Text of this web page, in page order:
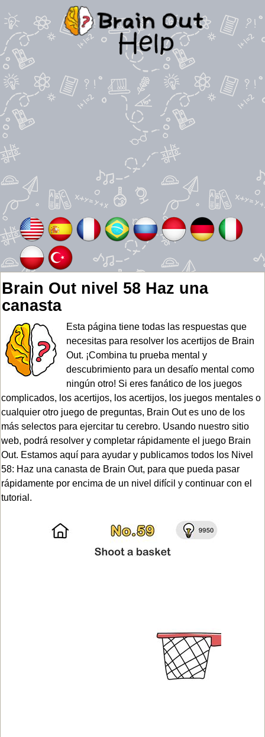
Brain Out nivel 58 Haz una
canasta
Esta página tiene todas las respuestas que
necesitas para resolver los acertijos de Brain
Out. ¡Combina tu prueba mental y
descubrimiento para un desafío mental como
ningún otro! Si eres fanático de los juegos
complicados, los acertijos, los acertijos, los juegos mentales o
cualquier otro juego de preguntas, Brain Out es uno de los
más selectos para ejercitar tu cerebro. Usando nuestro sitio
web, podrá resolver y completar rápidamente el juego Brain
Out. Estamos aquí para ayudar y publicamos todos los Nivel
58: Haz una canasta de Brain Out, para que pueda pasar
rápidamente por encima de un nivel difícil y continuar con el
tutorial.